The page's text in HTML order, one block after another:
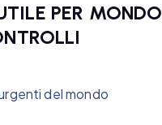
PER MONDO
del mondo